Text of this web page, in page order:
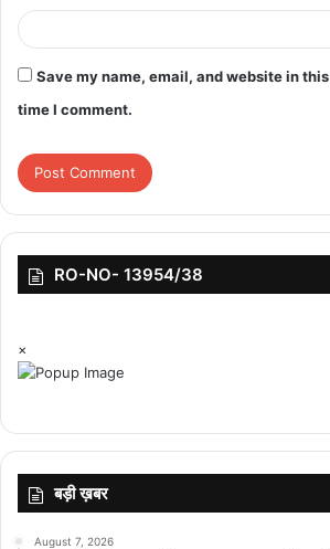
Save my name, email, and website in
time I comment.
RO-NO- 13954/38
×
बड़ी ख़बर
August 7, 2026